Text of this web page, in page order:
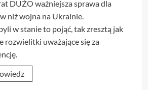
DUŻO ważniejsza sprawa dla
niż wojna na Ukrainie.
w stanie to pojąć, tak zresztą jak
rozwielitki uważające się za